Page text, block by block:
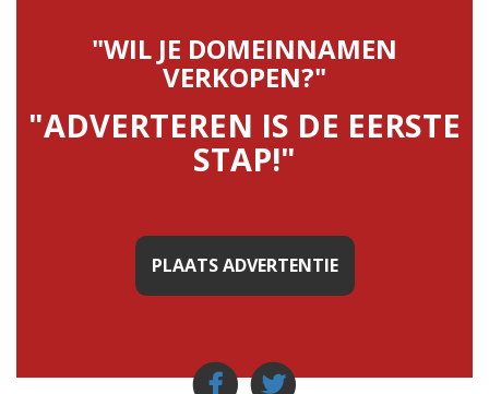
"WIL JE DOMEINNAMEN
VERKOPEN?"
"ADVERTEREN IS DE EERSTE
STAP!"
PLAATS ADVERTENTIE